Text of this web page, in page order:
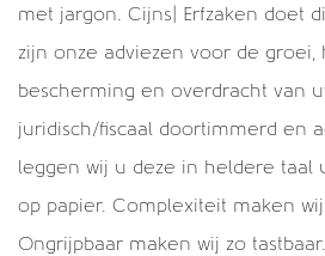
met jargon. Cijns| Erfzaken doet
zijn onze adviezen voor de groei,
bescherming en overdracht van
juridisch/fiscaal doortimmerd en
leggen wij u deze in heldere taal
op papier. Complexiteit maken
Ongrijpbaar maken wij zo tastbaar.